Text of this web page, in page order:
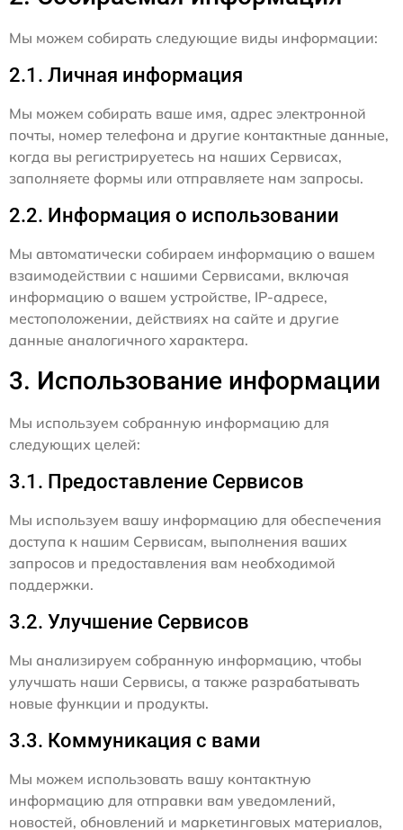
Мы можем собирать следующие виды информации:
2.1. Личная информация
Мы можем собирать ваше имя, адрес электронной
почты, номер телефона и другие контактные данные,
когда вы регистрируетесь на наших Сервисах,
заполняете формы или отправляете нам запросы.
2.2. Информация о использовании
Мы автоматически собираем информацию о вашем
взаимодействии с нашими Сервисами, включая
информацию о вашем устройстве, IP-адресе,
местоположении, действиях на сайте и другие
данные аналогичного характера.
3. Использование информации
Мы используем собранную информацию для
следующих целей:
3.1. Предоставление Сервисов
Мы используем вашу информацию для обеспечения
доступа к нашим Сервисам, выполнения ваших
запросов и предоставления вам необходимой
поддержки.
3.2. Улучшение Сервисов
Мы анализируем собранную информацию, чтобы
улучшать наши Сервисы, а также разрабатывать
новые функции и продукты.
3.3. Коммуникация с вами
Мы можем использовать вашу контактную
информацию для отправки вам уведомлений,
новостей, обновлений и маркетинговых материалов,